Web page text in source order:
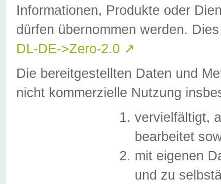
Informationen, Produkte oder
dürfen übernommen werden.
DL-DE->Zero-2.0 ↗
Die bereitgestellten Daten und
nicht kommerzielle Nutzung
vervielfältigt,
bearbeitet
mit eigenen
und zu